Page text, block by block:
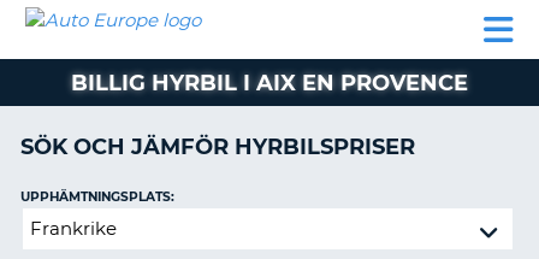
HYRBIL
HYRA
PARTNER
AUTO
EUROPE
HYRBIL
HYRA
HUSBIL
MIN
MEDLEMSINFORMATION
BILLIG HYRBIL I AIX EN PROVENCE
SÖK OCH JÄMFÖR HYRBILSPRISER
Återlämna
UPPHÄMTNINGSPLATS: